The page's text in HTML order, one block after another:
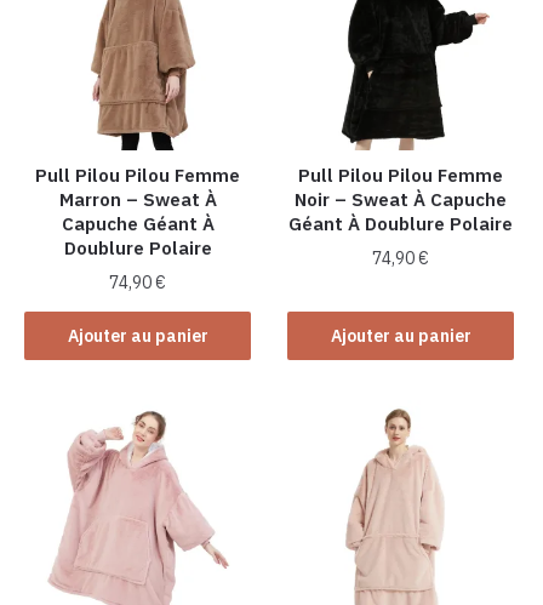
Pull Pilou Pilou Femme
Marron – Sweat À
Capuche Géant À
Doublure Polaire
74,90€
Ajouter au panier
Pull Pilou Pilou Femme
Noir – Sweat À Capuche
Géant À Doublure Polaire
74,90€
Ajouter au panier